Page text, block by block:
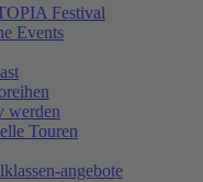
Festival
Events
werden
Touren
angebote